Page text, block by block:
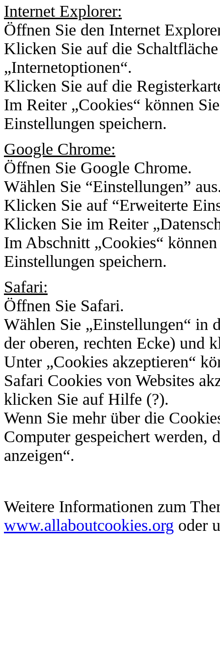
Internet Explorer:
Öffnen Sie den Internet
Klicken Sie auf die
„Internetoptionen“.
Klicken Sie auf die
Im Reiter „Cookies“ können
Einstellungen speichern.
Google Chrome:
Öffnen Sie Google Chrome.
Wählen Sie “Einstellungen”
Klicken Sie auf “Erweiterte
Klicken Sie im Reiter
Im Abschnitt „Cookies“
Einstellungen speichern.
Safari:
Öffnen Sie Safari.
Wählen Sie „Einstellungen“ in
der oberen, rechten Ecke) und
Unter „Cookies akzeptieren“
Safari Cookies von Websites
klicken Sie auf Hilfe (?).
Wenn Sie mehr über die
Computer gespeichert werden,
anzeigen“.
Weitere Informationen zum
www.allaboutcookies.org oder